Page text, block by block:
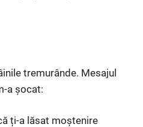
tremurânde. Mesajul
a șocat:
ți-a lăsat moștenire